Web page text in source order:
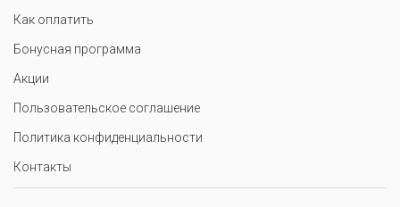
Как оплатить
Бонусная программа
Акции
Пользовательское соглашение
Политика конфиденциальности
Контакты